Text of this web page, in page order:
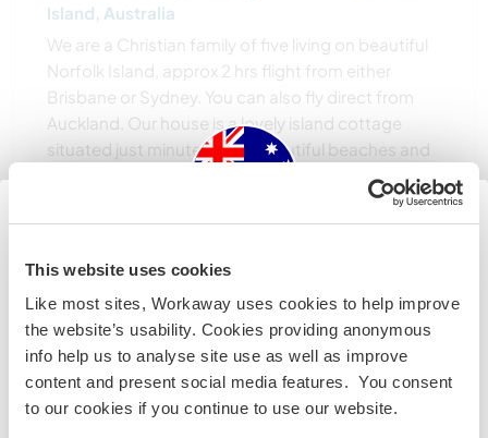
This website uses cookies
Like most sites, Workaway uses cookies to help improve
the website’s usability. Cookies providing anonymous
info help us to analyse site use as well as improve
content and present social media features. You consent
to our cookies if you continue to use our website.
Island, Australia
We are a Christian family of five living on beautiful
Norfolk Island, approx 2 hrs flight from either
Brisbane or Sydney. You can also fly direct from
Auckland. Our house is a lovely island cottage
situated just minutes from beautiful beaches and
Contact
Capital Territory
South Australia
Australia
Se não for um cidadão da Austrália ou Nova Zelândia e
estiver planejando trabalhar, voluntariar ou estudar,
VOCÊ PRECISARÁ O VISTO ADEQUADO. Para obter mais
informações, é necessário entrar em contato com a
embaixada localizada em seu país, ANTES de viajar.